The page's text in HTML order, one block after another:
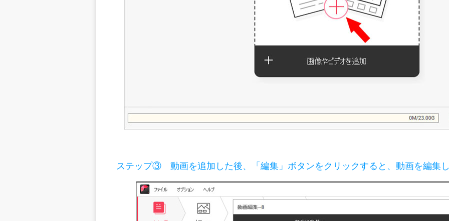
ステップ③ 動画を追加した後、「編集」ボタンをクリックすると、動画を編集